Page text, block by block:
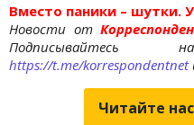
Вместо паники – шутки.
Новости от
https://t.me/korrespondentnet
Читайте